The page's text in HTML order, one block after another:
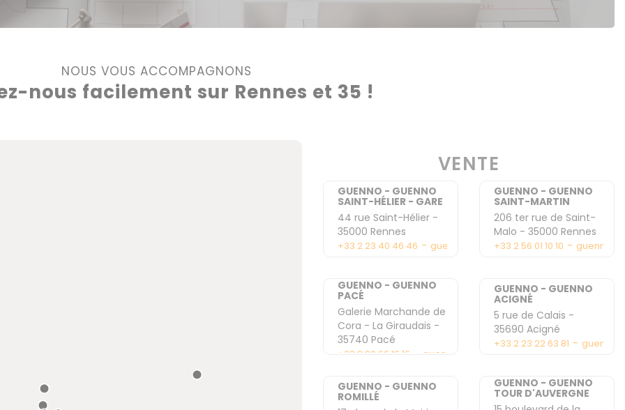
NOUS VOUS ACCOMPAGNONS
nous facilement sur Rennes et 35 !
VENTE
GUENNO - GUENNO
SAINT-HÉLIER - GARE
44 rue Saint-Hélier -
35000 Rennes
+33 2 23 40 46 46 - guenno2@guenno.com
GUENNO - GUENNO
SAINT-MARTIN
206 ter rue de Saint-
Malo - 35000 Rennes
+33 2 56 01 10 10 -
GUENNO - GUENNO
PACÉ
Galerie Marchande de
Cora - La Giraudais -
35740 Pacé
+33 2 99 66 16 16 guennopace@gmail.com
GUENNO - GUENNO
ACIGNÉ
5 rue de Calais -
35690 Acigné
+33 2 23 22 63 81 -
GUENNO - GUENNO
ROMILLÉ
GUENNO - GUENNO
TOUR D'AUVERGNE